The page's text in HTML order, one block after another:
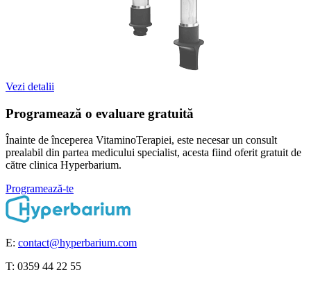
Vezi detalii
Programează o evaluare gratuită
Înainte de începerea VitaminoTerapiei, este necesar un consult
prealabil din partea medicului specialist, acesta fiind oferit gratuit de
către clinica Hyperbarium.
Programează-te
E: contact@hyperbarium.com
T: 0359 44 22 55